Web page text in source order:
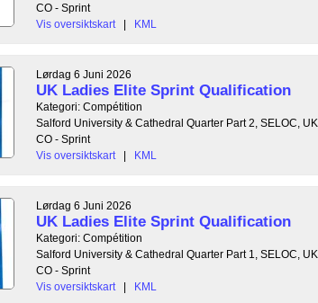
CO - Sprint
Vis oversiktskart
| KML
Lørdag 6 Juni 2026
UK Ladies Elite Sprint Qualification
Kategori: Compétition
Salford University & Cathedral Quarter Part 2, SELOC, UK
CO - Sprint
Vis oversiktskart
| KML
Lørdag 6 Juni 2026
UK Ladies Elite Sprint Qualification
Kategori: Compétition
Salford University & Cathedral Quarter Part 1, SELOC, UK
CO - Sprint
Vis oversiktskart
| KML